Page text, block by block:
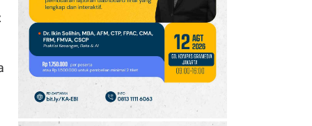
10 Promo Alfamart Murah
Banget 7–13 Agustus
2026, Sunlight hingga
Bebelac Diskon